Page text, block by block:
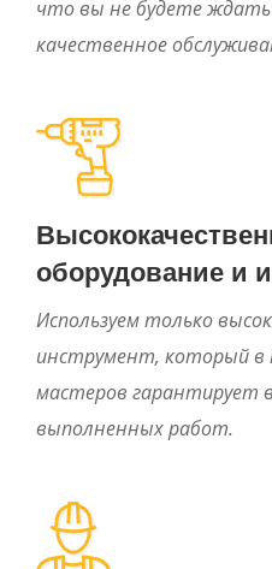
что вы не будете
качественное
оборудование и
Используем только
инструмент, который
мастеров гарантирует
выполненных работ.